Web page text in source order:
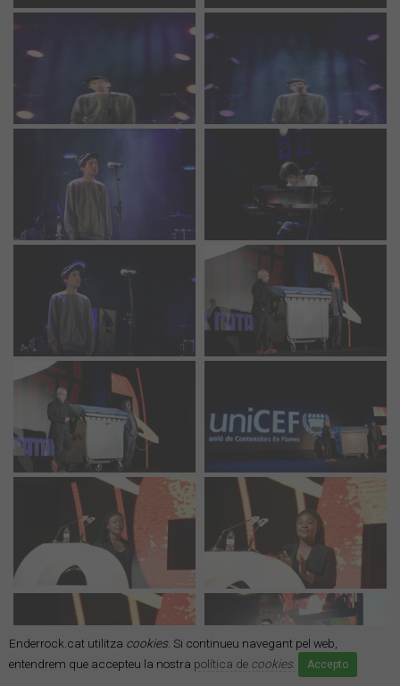
Enderrock.cat utilitza cookies. Si continueu navegant pel web,
entendrem que accepteu la nostra política de cookies. Accepto